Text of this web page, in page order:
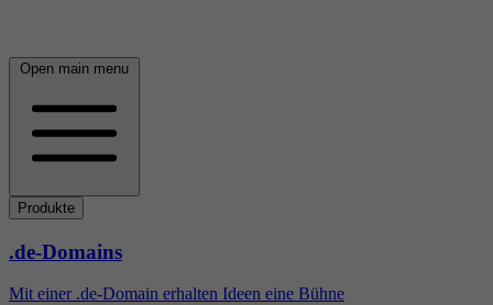
Open main menu
Produkte
.de-Domains
Mit einer .de-Domain erhalten Ideen eine Bühne